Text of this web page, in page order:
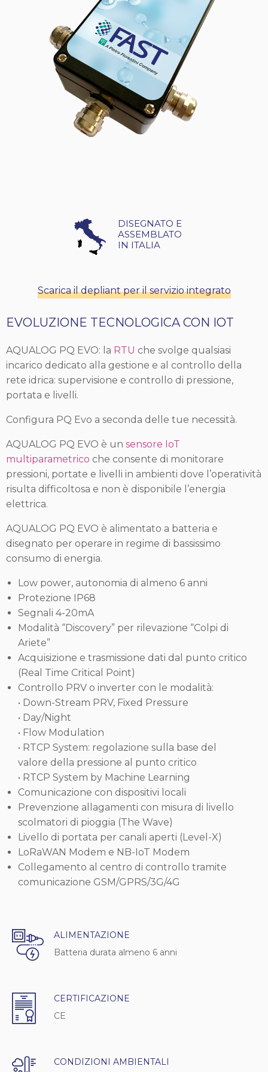
EVOLUZIONE TECNOLOGICA CON IOT
AQUALOG PQ EVO: la RTU che svolge qualsiasi
incarico dedicato alla gestione e al controllo della
rete idrica: supervisione e controllo di pressione,
portata e livelli.
Configura PQ Evo a seconda delle tue necessità.
AQUALOG PQ EVO è un sensore IoT
multiparametrico che consente di monitorare
pressioni, portate e livelli in ambienti dove l’operatività
risulta difficoltosa e non è disponibile l’energia
elettrica.
AQUALOG PQ EVO è alimentato a batteria e
disegnato per operare in regime di bassissimo
consumo di energia.
Low power, autonomia di almeno 6 anni
Protezione IP68
Segnali 4-20mA
Modalità “Discovery” per rilevazione “Colpi di
Ariete”
Acquisizione e trasmissione dati dal punto critico
(Real Time Critical Point)
Controllo PRV o inverter con le modalità:
• Down-Stream PRV, Fixed Pressure
• Day/Night
• Flow Modulation
• RTCP System: regolazione sulla base del
valore della pressione al punto critico
• RTCP System by Machine Learning
Comunicazione con dispositivi locali
Prevenzione allagamenti con misura di livello
scolmatori di pioggia (The Wave)
Livello di portata per canali aperti (Level-X)
LoRaWAN Modem e NB-IoT Modem
Collegamento al centro di controllo tramite
comunicazione GSM/GPRS/3G/4G
DISEGNATO E
ASSEMBLATO
IN ITALIA
Scarica il depliant per il servizio integrato
ALIMENTAZIONE
Batteria durata almeno 6 anni
CERTIFICAZIONE
CE
CONDIZIONI AMBIENTALI